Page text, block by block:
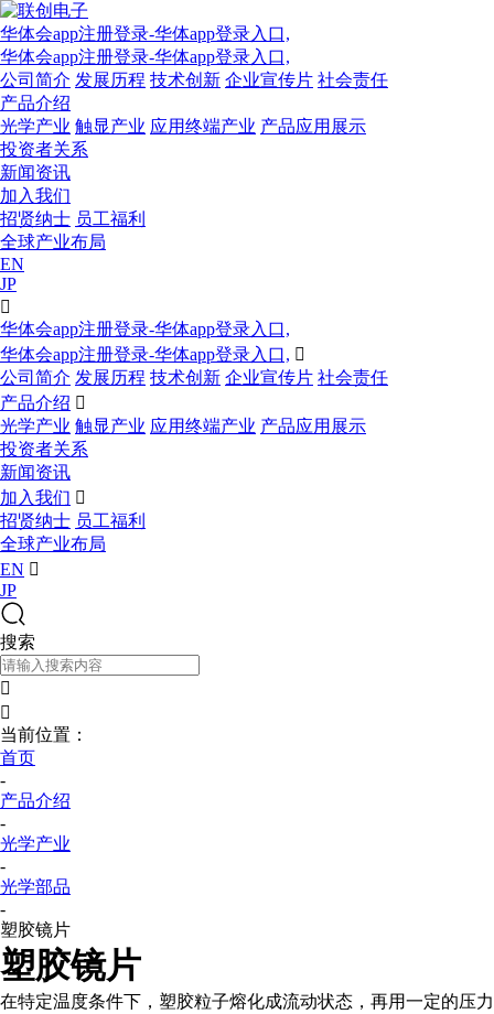
华体会app注册登录-华体app登录入口,
华体会app注册登录-华体app登录入口,
公司简介 发展历程 技术创新 企业宣传片 社会责任
产品介绍
光学产业 触显产业 应用终端产业 产品应用展示
投资者关系
新闻资讯
加入我们
招贤纳士 员工福利
全球产业布局
EN
JP

华体会app注册登录-华体app登录入口,
华体会app注册登录-华体app登录入口, 
公司简介 发展历程 技术创新 企业宣传片 社会责任
产品介绍 
光学产业 触显产业 应用终端产业 产品应用展示
投资者关系
新闻资讯
加入我们 
招贤纳士 员工福利
全球产业布局
EN 
JP
搜索


当前位置：
首页
-
产品介绍
-
光学产业
-
光学部品
-
塑胶镜片
塑胶镜片
在特定温度条件下，塑胶粒子熔化成流动状态，再用一定的压力